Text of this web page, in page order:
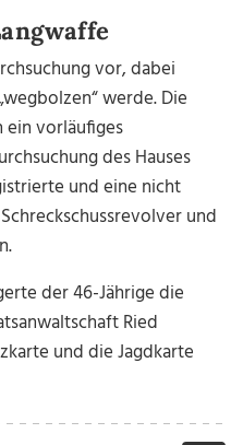
vor, dabei
werde. Die
ein vorläufiges
des Hauses
und eine nicht
und
der 46-Jährige die
Ried
und die Jagdkarte